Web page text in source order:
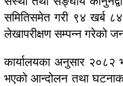
समितिसमेत गरी ९४ खर्ब
लेखापरीक्षण सम्पन्न गरेको
कार्यालयका अनुसार
भएको आन्दोलन तथा